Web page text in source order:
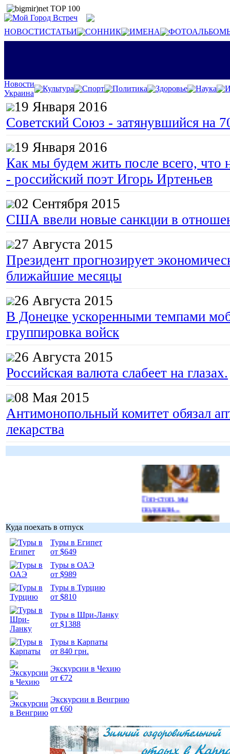
НОВОСТИСТАТЬИ СОННИК ИМЕНА
Новости
Украина
Культура Спорт Политика Здоровье Наука
19 Января 2016
Советский Союз - затянувшийся на
19 Января 2016
Как мы будем жить после всего, что
- российский поэт Игорь Иртеньев
02 Сентября 2015
США ввели новые санкции в
27 Августа 2015
Президент прогнозирует
ближайшие месяцы
26 Августа 2015
В Донецке ускоренными темпами
группировка войск
26 Августа 2015
Российская валюта слабеет на глазах.
08 Мая 2015
Антимонопольный комитет обязал
лекарства
Гоп-стоп, мы
подошли...
Куда поехать в отпуск
Туры в Египет
от $649
Туры в ОАЭ
от $989
Туры в Турцию
от $810
Туры в Шри-Ланку
от $1388
Туры в Карпаты
от 840 грн.
Экскурсии в Чехию
от €72
Экскурсии в Венгрию
от €60